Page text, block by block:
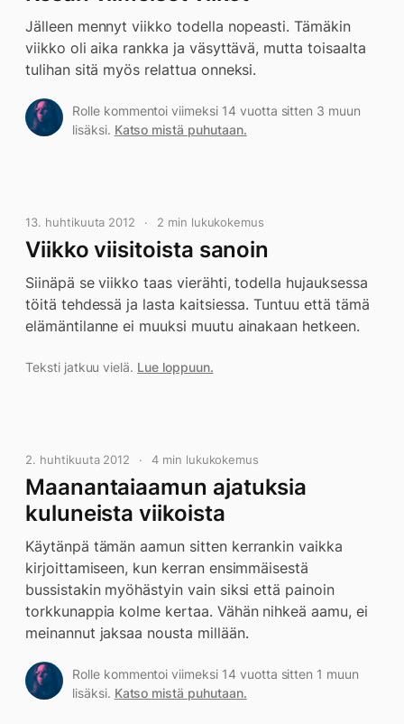
Jälleen mennyt viikko todella nopeasti. Tämäkin
viikko oli aika rankka ja väsyttävä, mutta toisaalta
tulihan sitä myös relattua onneksi.
Rolle kommentoi viimeksi 14 vuotta sitten 3 muun
lisäksi. Katso mistä puhutaan.
13. huhtikuuta 2012 2 min lukukokemus
Viikko viisitoista sanoin
Siinäpä se viikko taas vierähti, todella hujauksessa
töitä tehdessä ja lasta kaitsiessa. Tuntuu että tämä
elämäntilanne ei muuksi muutu ainakaan hetkeen.
Teksti jatkuu vielä. Lue loppuun.
2. huhtikuuta 2012 4 min lukukokemus
Maanantaiaamun ajatuksia
kuluneista viikoista
Käytänpä tämän aamun sitten kerrankin vaikka
kirjoittamiseen, kun kerran ensimmäisestä
bussistakin myöhästyin vain siksi että painoin
torkkunappia kolme kertaa. Vähän nihkeä aamu, ei
meinannut jaksaa nousta millään.
Rolle kommentoi viimeksi 14 vuotta sitten 1 muun
lisäksi. Katso mistä puhutaan.